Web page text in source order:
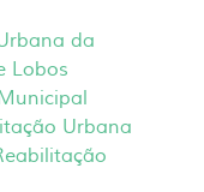
da
Lobos
Urbana